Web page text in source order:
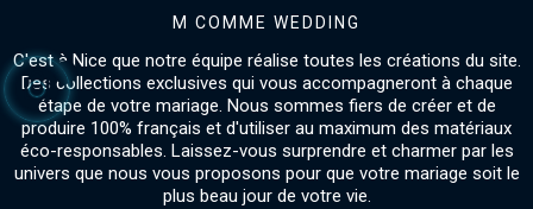
M COMME WEDDING
C'est à Nice que notre équipe réalise toutes les créations du site.
Des collections exclusives qui vous accompagneront à chaque
étape de votre mariage. Nous sommes fiers de créer et de
produire 100% français et d'utiliser au maximum des matériaux
éco-responsables. Laissez-vous surprendre et charmer par les
univers que nous vous proposons pour que votre mariage soit le
plus beau jour de votre vie.